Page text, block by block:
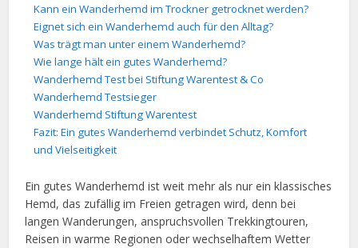
Kann ein Wanderhemd im Trockner getrocknet werden?
Eignet sich ein Wanderhemd auch für den Alltag?
Was trägt man unter einem Wanderhemd?
Wie lange hält ein gutes Wanderhemd?
Wanderhemd Test bei Stiftung Warentest & Co
Wanderhemd Testsieger
Wanderhemd Stiftung Warentest
Fazit: Ein gutes Wanderhemd verbindet Schutz, Komfort
und Vielseitigkeit
Ein gutes Wanderhemd ist weit mehr als nur ein klassisches
Hemd, das zufällig im Freien getragen wird, denn bei
langen Wanderungen, anspruchsvollen Trekkingtouren,
Reisen in warme Regionen oder wechselhaftem Wetter